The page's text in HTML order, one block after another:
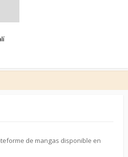
de mangas disponible en